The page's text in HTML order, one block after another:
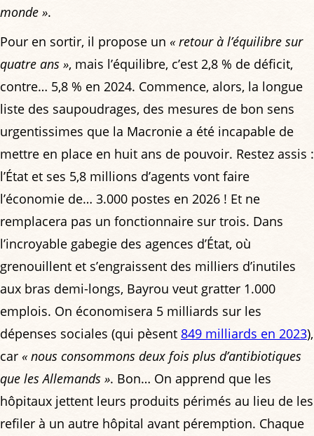
monde ».
Pour en sortir, il propose un « retour à l’équilibre sur
quatre ans », mais l’équilibre, c’est 2,8 % de déficit,
contre… 5,8 % en 2024. Commence, alors, la longue
liste des saupoudrages, des mesures de bon sens
urgentissimes que la Macronie a été incapable de
mettre en place en huit ans de pouvoir. Restez assis :
l’État et ses 5,8 millions d’agents vont faire
l’économie de… 3.000 postes en 2026 ! Et ne
remplacera pas un fonctionnaire sur trois. Dans
l’incroyable gabegie des agences d’État, où
grenouillent et s’engraissent des milliers d’inutiles
aux bras demi-longs, Bayrou veut gratter 1.000
emplois. On économisera 5 milliards sur les
dépenses sociales (qui pèsent 849 milliards en 2023),
car « nous consommons deux fois plus d’antibiotiques
que les Allemands ». Bon… On apprend que les
hôpitaux jettent leurs produits périmés au lieu de les
refiler à un autre hôpital avant péremption. Chaque